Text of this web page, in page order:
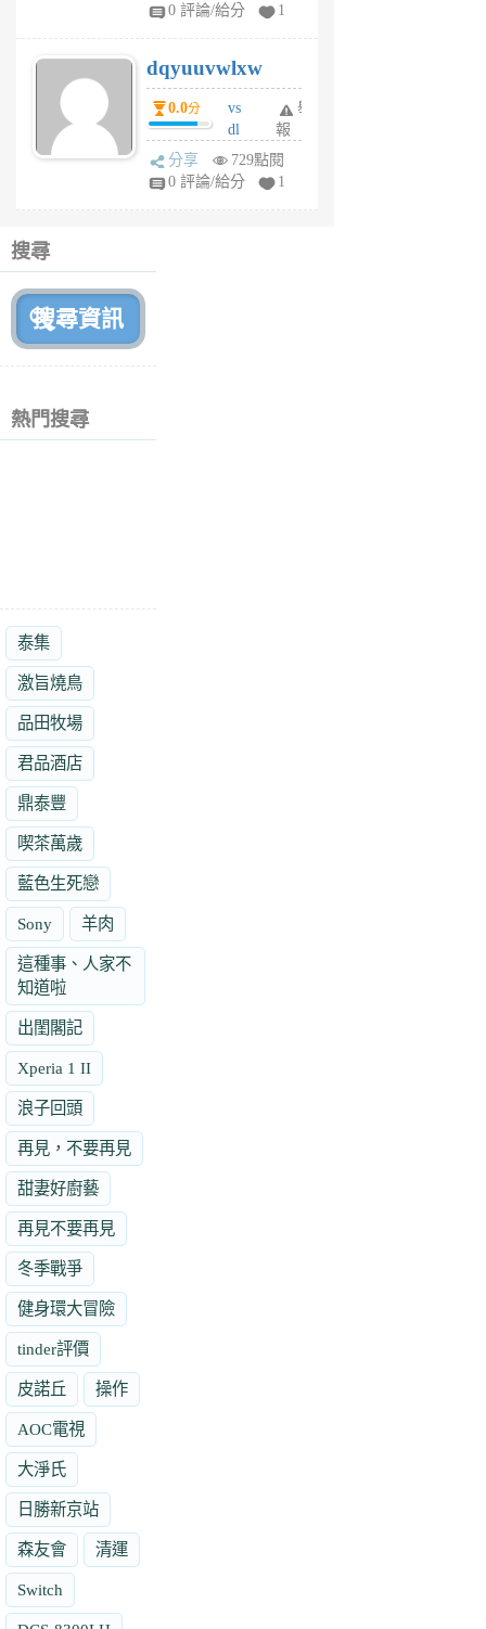
6
個
月
前
0 評論/給分
1
dqyuuvwlxw
0.0分
vs
dl
sq
fy
舉
報
分享
729點閱
0 評論/給分
1
搜尋
熱門搜尋
泰集
激旨燒鳥
品田牧場
君品酒店
鼎泰豐
喫茶萬歲
藍色生死戀
Sony 羊肉
這種事、人家不
知道啦
出閨閣記
Xperia 1 II
浪子回頭
再見，不要再見
甜妻好廚藝
再見不要再見
冬季戰爭
健身環大冒險
tinder評價
皮諾丘 操作
AOC電視
大淨氏
日勝新京站
森友會 清運
Switch